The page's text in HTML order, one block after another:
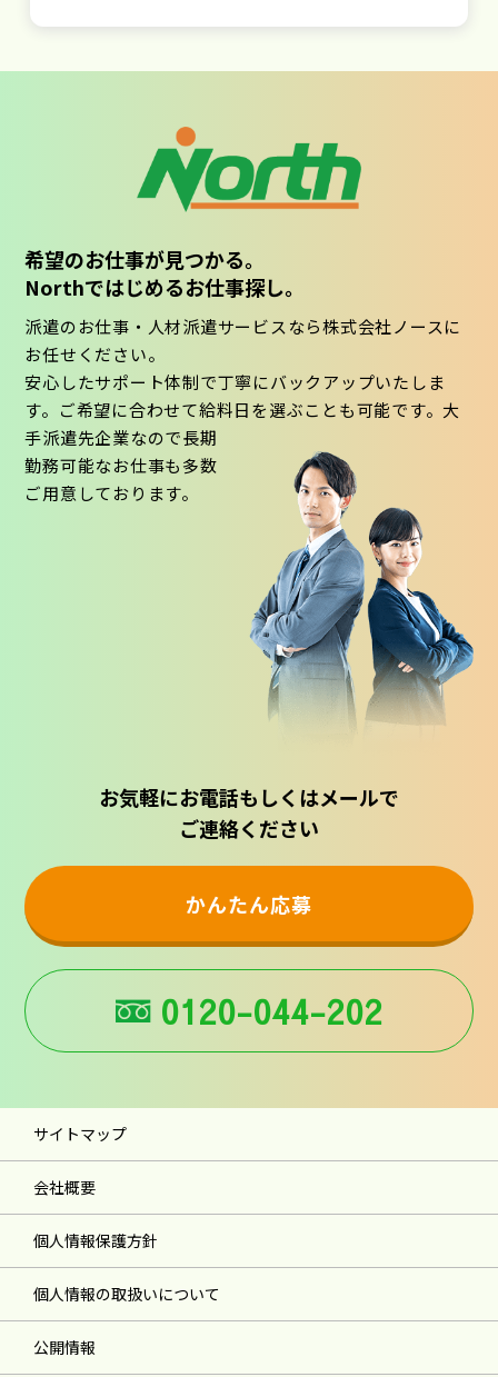
希望のお仕事が見つかる。
Northではじめるお仕事探し。
派遣のお仕事・人材派遣サービスなら株式会社ノースに
お任せください。
安心したサポート体制で丁寧にバックアップいたしま
す。ご希望に合わせて給料日を選ぶことも可能です。大
手派遣先企業なので長期
勤務可能なお仕事も多数
ご用意しております。
お気軽にお電話もしくはメールで
ご連絡ください
かんたん応募
0120-044-202
サイトマップ
会社概要
個人情報保護方針
個人情報の取扱いについて
公開情報